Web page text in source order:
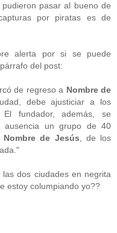
pasar al bueno de
por piratas es de
alerta por si se puede
del post:
de regreso a Nombre de
debe ajusticiar a los
fundador, además, se
un grupo de 40
Nombre de Jesús , de los
dos ciudades en negrita
estoy columpiando yo??